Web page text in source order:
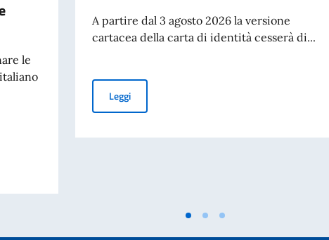
le
in favore di studenti stranieri e italiani residenti all’estero (IRE) per
A partire dal 3 agosto 2026 la versione
cartacea della carta di identità cesserà di...
LeggiCessazione della validità della carta d’identità